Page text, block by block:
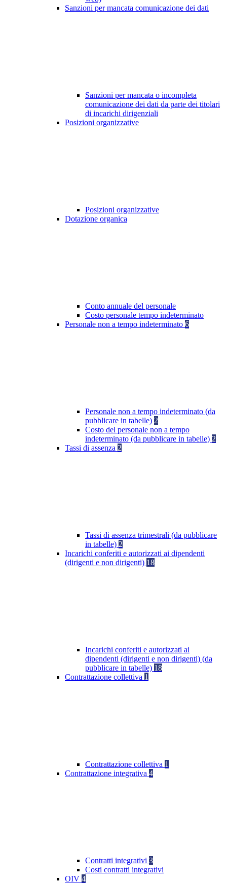
Sanzioni per mancata comunicazione dei dati
Sanzioni per mancata o incompleta
comunicazione dei dati da parte dei titolari
di incarichi dirigenziali
Posizioni organizzative
Posizioni organizzative
Dotazione organica
Conto annuale del personale
Costo personale tempo indeterminato
Personale non a tempo indeterminato 6
Personale non a tempo indeterminato (da
pubblicare in tabelle) 2
Costo del personale non a tempo
indeterminato (da pubblicare in tabelle) 2
Tassi di assenza 2
Tassi di assenza trimestrali (da pubblicare
in tabelle) 2
Incarichi conferiti e autorizzati ai dipendenti
(dirigenti e non dirigenti) 18
Incarichi conferiti e autorizzati ai
dipendenti (dirigenti e non dirigenti) (da
pubblicare in tabelle) 18
Contrattazione collettiva 1
Contrattazione collettiva 1
Contrattazione integrativa 4
Contratti integrativi 3
Costi contratti integrativi
OIV 4